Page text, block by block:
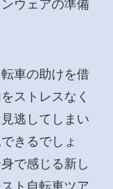
ウェアの準備
車の助けを借
ストレスなく
逃してしまい
きるでしょ
で感じる新し